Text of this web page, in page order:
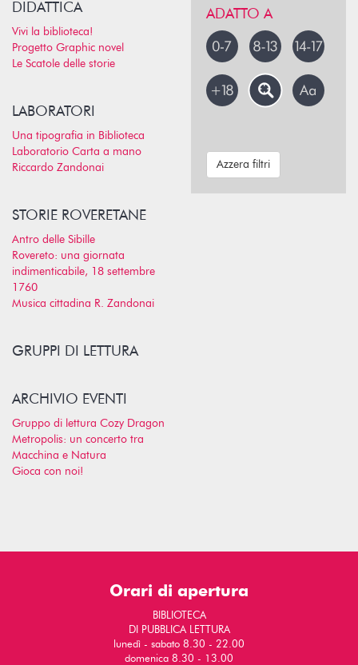
DIDATTICA
Vivi la biblioteca!
Progetto Graphic novel
Le Scatole delle storie
LABORATORI
Una tipografia in Biblioteca
Laboratorio Carta a mano
Riccardo Zandonai
STORIE ROVERETANE
Antro delle Sibille
Rovereto: una giornata
indimenticabile, 18 settembre
1760
Musica cittadina R. Zandonai
GRUPPI DI LETTURA
ARCHIVIO EVENTI
Gruppo di lettura Cozy Dragon
Metropolis: un concerto tra
Macchina e Natura
Gioca con noi!
ADATTO A
Azzera filtri
Orari di apertura
BIBLIOTECA
DI PUBBLICA LETTURA
lunedì - sabato 8.30 - 22.00
domenica 8.30 - 13.00